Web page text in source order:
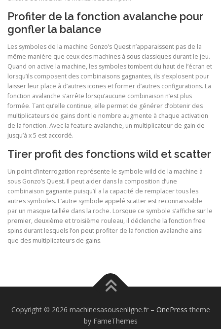
Profiter de la fonction avalanche pour
gonfler la balance
Les symboles de la machine Gonzo’s Quest n’apparaissent pas de la
même manière que ceux des machines à sous classiques durant le jeu.
Quand on active la machine, les symboles tombent du haut de l’écran et
lorsqu’ils composent des combinaisons gagnantes, ils s’explosent pour
laisser leur place à d’autres icones et former d’autres configurations. La
fonction avalanche s’arrête lorsqu’aucune combinaison n’est plus
formée. Tant qu’elle continue, elle permet de générer d’obtenir des
multiplicateurs de gains dont le nombre augmente à chaque activation
de la fonction. Avec la feature avalanche, un multiplicateur de gain de
jusqu’à x 5 est accordé.
Tirer profit des fonctions wild et scatter
Un point d’interrogation représente le symbole wild de la machine à
sous Gonzo’s Quest. Il peut aider dans la composition d’une
combinaison gagnante puisqu’il a la capacité de remplacer tous les
autres symboles. L’autre symbole appelé scatter est reconnaissable
par un masque taillée dans la roche. Lorsque ce symbole s’affiche sur le
premier, deuxième et troisième rouleau, il déclenche la fonction free
spins durant lesquels l’on peut profiter de la fonction avalanche ainsi
que des multiplicateurs de gains.
Copyright © 2026 machinesasousenligne.fr – OnePress theme
by FameThemes